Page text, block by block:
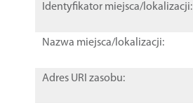
Identyfikator miejsca/lokalizacji:
Nazwa miejsca/lokalizacji:
Adres URI zasobu: